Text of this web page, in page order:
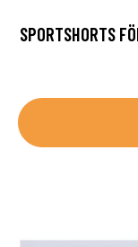
SPORTSHORTS